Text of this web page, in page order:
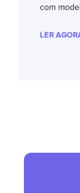
com
LER